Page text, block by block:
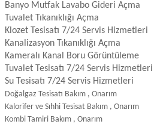
Banyo Mutfak Lavabo Gideri Açma
Tuvalet Tıkanıklığı Açma
Klozet Tesisatı 7/24 Servis Hizmetleri
Kanalizasyon Tıkanıklığı Açma
Kameralı Kanal Boru Görüntüleme
Tuvalet Tesisatı 7/24 Servis Hizmetleri
Su Tesisatı 7/24 Servis Hizmetleri
Doğalgaz Tesisatı Bakım , Onarım
Kalorifer ve Sıhhi Tesisat Bakım , Onarım
Kombi Tamiri Bakım , Onarım